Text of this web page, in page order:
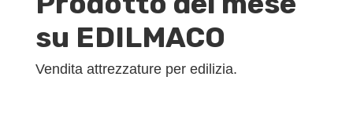
su EDILMACO
Vendita attrezzature per edilizia.